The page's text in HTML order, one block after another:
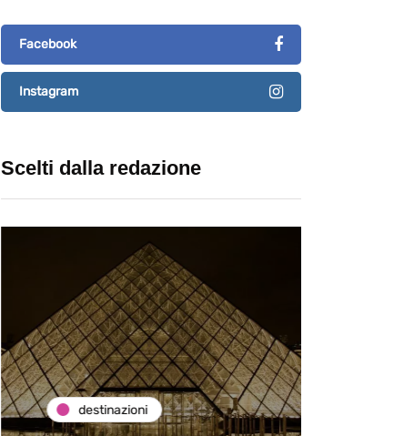
Facebook
Instagram
Scelti dalla redazione
destinazioni